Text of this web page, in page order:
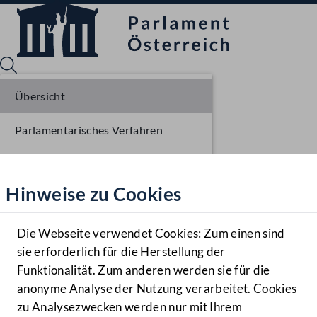
Hilfe
Benutzer
Navigationsmenü öffnen
MENÜ
Hinweise zu Cookies
Die Webseite verwendet Cookies: Zum einen sind
sie erforderlich für die Herstellung der
Funktionalität. Zum anderen werden sie für die
anonyme Analyse der Nutzung verarbeitet. Cookies
zu Analysezwecken werden nur mit Ihrem
Übersicht
Parlamentarisches Verfahren
Ausschussberatungen NR